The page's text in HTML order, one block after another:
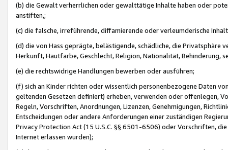
(b) die Gewalt verherrlichen oder gewalttätige Inhalte haben oder
anstiften,;
(c) die falsche, irreführende, diffamierende oder verleumderische
(d) die von Hass geprägte, belästigende, schädliche, die Privatsphäre
Herkunft, Hautfarbe, Geschlecht, Religion, Nationalität, Behinderung,
(e) die rechtswidrige Handlungen bewerben oder ausführen;
(f) sich an Kinder richten oder wissentlich personenbezogene Daten
geltenden Gesetzen definiert) erheben, verwenden oder offenlegen,
Regeln, Vorschriften, Anordnungen, Lizenzen, Genehmigungen,
Entscheidungen oder andere Anforderungen einer zuständigen
Privacy Protection Act (15 U.S.C. §§ 6501-6506) oder Vorschriften,
Internet erlassen wurden);